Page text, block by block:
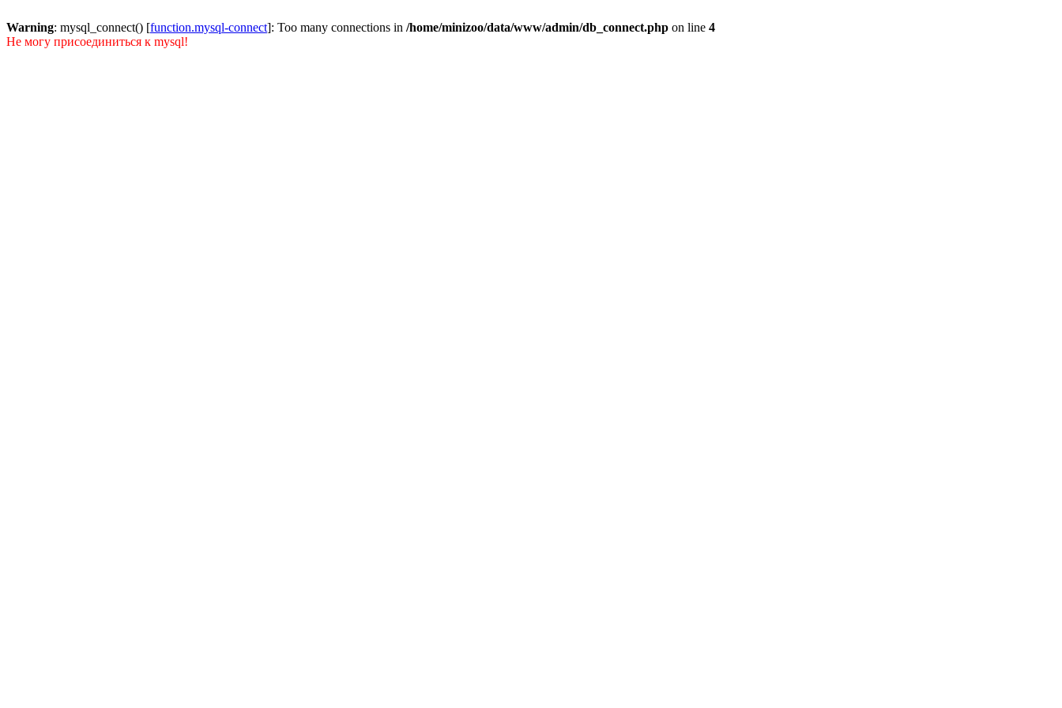
Warning: mysql_connect() [function.mysql-connect]: Too many connections in /home/minizoo/data/www/admin/db_connect.php on line 4
Не могу присоединиться к mysql!